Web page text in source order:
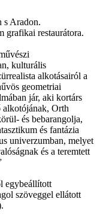
s Aradon.
grafikai restaurátora.
kulturális
alkotásairól a
geometriai
jár, aki kortárs
alkotójának, Orth
és bebarangolja,
és fantázia
univerzumban, melyet
és a teremtett
egybeállított
szöveggel ellátott